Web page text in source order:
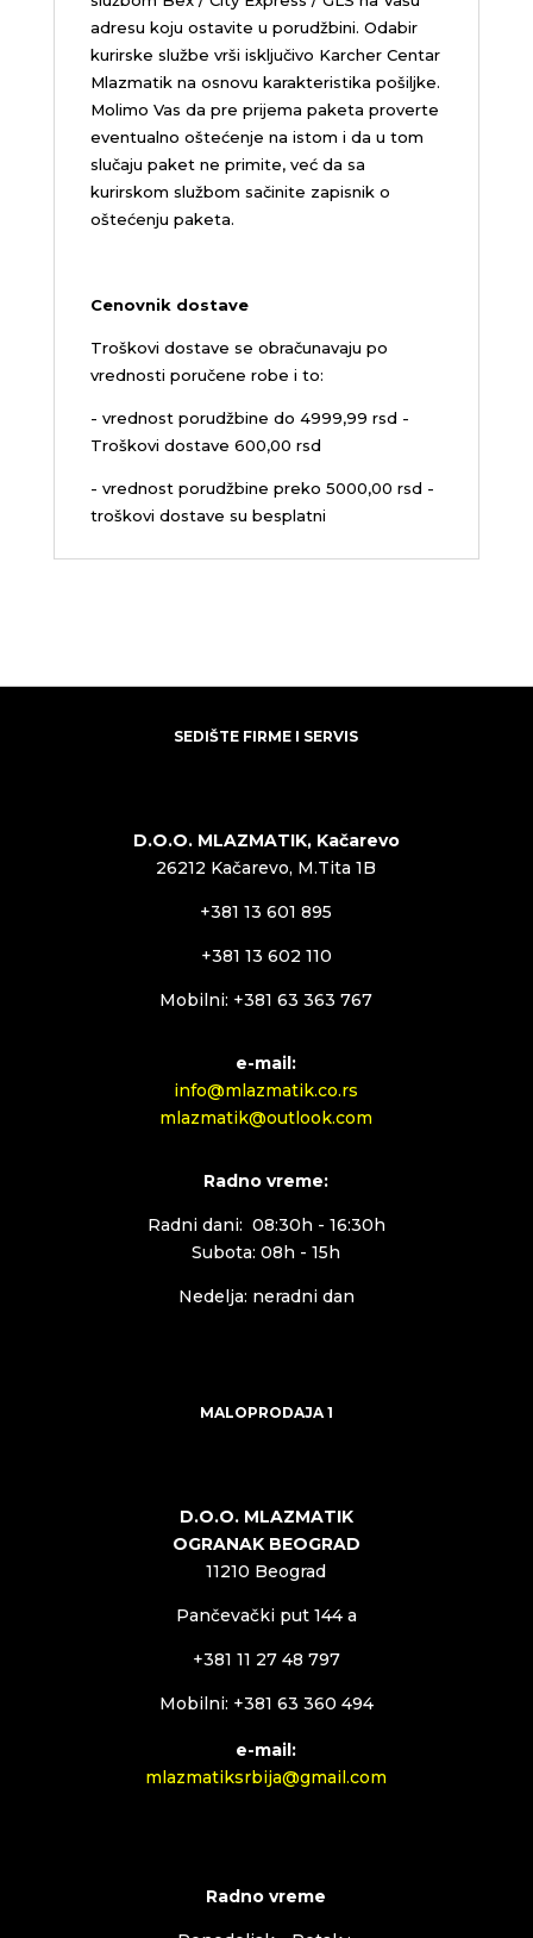
adresu koju ostavite u porudžbini. Odabir
kurirske službe vrši isključivo Karcher Centar
Mlazmatik na osnovu karakteristika pošiljke.
Molimo Vas da pre prijema paketa proverte
eventualno oštećenje na istom i da u tom
slučaju paket ne primite, već da sa
kurirskom službom sačinite zapisnik o
oštećenju paketa.
Cenovnik dostave
Troškovi dostave se obračunavaju po
vrednosti poručene robe i to:
- vrednost porudžbine do 4999,99 rsd -
Troškovi dostave 600,00 rsd
- vrednost porudžbine preko 5000,00 rsd -
troškovi dostave su besplatni
SEDIŠTE FIRME I SERVIS
D.O.O. MLAZMATIK, Kačarevo
26212 Kačarevo, M.Tita 1B
+381 13 601 895
+381 13 602 110
Mobilni: +381 63 363 767
e-mail:
info@mlazmatik.co.rs
mlazmatik@outlook.com
Radno vreme:
Radni dani: 08:30h - 16:30h
Subota: 08h - 15h
Nedelja: neradni dan
MALOPRODAJA 1
D.O.O. MLAZMATIK
OGRANAK BEOGRAD
11210 Beograd
Pančevački put 144 a
+381 11 27 48 797
Mobilni: +381 63 360 494
e-mail:
mlazmatiksrbija@gmail.com
Radno vreme